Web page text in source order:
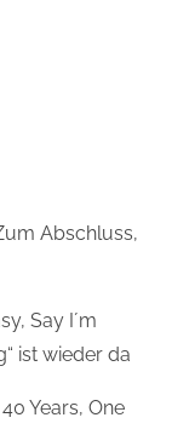
Abschluss,
Say I´m
ist wieder da
Years, One